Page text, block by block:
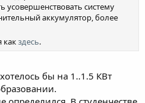
усовершенствовать систему
аккумулятор, более
какздесь.
бы на 1..1.5 КВт